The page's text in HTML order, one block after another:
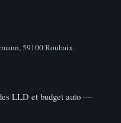
59100 Roubaix.
LLD et budget auto —